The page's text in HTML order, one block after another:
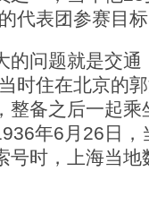
代表团参赛目
问题就是交通
时住在北京的
整备之后一起
年6月26日
号时，上海当